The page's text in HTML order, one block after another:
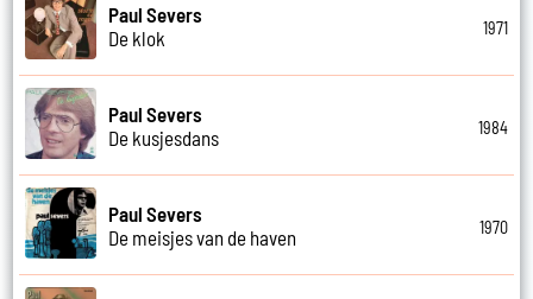
Paul Severs
De klok
1971
Paul Severs
De kusjesdans
1984
Paul Severs
De meisjes van de haven
1970